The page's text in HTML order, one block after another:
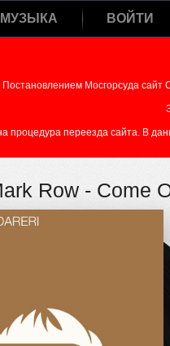
МУЗЫКА ВОЙТИ
Постановлением Мосгорсуда сайт
процедура переезда сайта. В
Row - Come